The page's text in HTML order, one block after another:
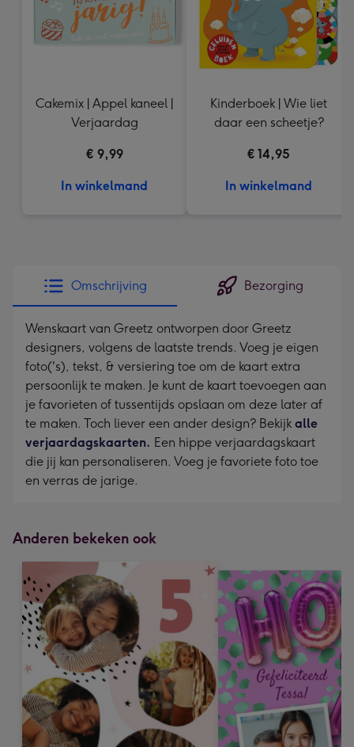
Cakemix | Appel kaneel |
Verjaardag
€ 9,99
In winkelmand
Kinderboek | Wie liet
daar een scheetje?
€ 14,95
In winkelmand
Omschrijving Bezorging
Wenskaart van Greetz ontworpen door Greetz
designers, volgens de laatste trends. Voeg je eigen
foto('s), tekst, & versiering toe om de kaart extra
persoonlijk te maken. Je kunt de kaart toevoegen aan
je favorieten of tussentijds opslaan om deze later af
te maken. Toch liever een ander design? Bekijk alle
verjaardagskaarten. Een hippe verjaardagskaart
die jij kan personaliseren. Voeg je favoriete foto toe
en verras de jarige.
Anderen bekeken ook